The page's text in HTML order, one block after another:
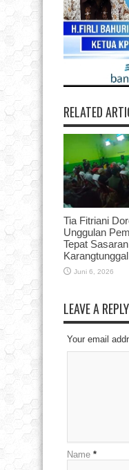
RELATED
Tia Fitriani
Unggulan
Tepat
Karangtunggal
Juni 6, 2026
LEAVE A REPLY
Your email
Name *